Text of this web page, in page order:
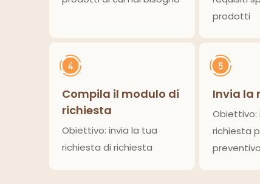
prodotti
Compila il modulo di
richiesta
Obiettivo: invia la tua
richiesta di richiesta
Invia la
Obiettivo:
richiesta
preventivo